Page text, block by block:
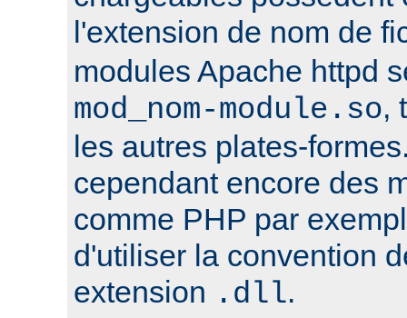
l'extension de nom de
modules Apache httpd
mod_nom-module.so,
les autres plates-
cependant encore des
comme PHP par
d'utiliser la convention
extension .dll.